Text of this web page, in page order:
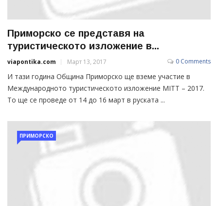
Приморско се представя на
туристическото изложение в...
viapontika.com Март 13, 2017 0 Comments
И тази година Община Приморско ще вземе участие в
Международното туристическото изложение MITT – 2017.
То ще се проведе от 14 до 16 март в руската ...
ПРИМОРСКО